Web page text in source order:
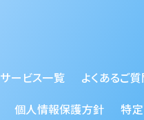
サービス一覧 よくあるご
個人情報保護方針 特